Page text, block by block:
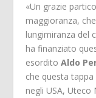
«Un grazie
maggioranza,
lungimiranza del
ha finanziato
esorditoAldo
che questa
negli USA,